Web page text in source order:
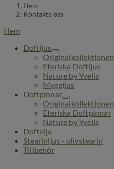
Hem
Kontakta oss
Hem
Doftljus
Originalkollektionen
Eteriska Doftljus
Nature by Yvelis
Myggljus
Doftpinnar
Originalkollektionen
Eteriska Doftpinnar
Nature by Yvelis
Doftolja
Stearinljus - olivstearin
Tillbehör